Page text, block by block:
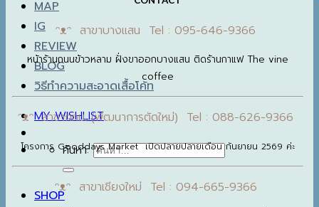
MAP
IG
REVIEW
BLOG
วิธีทำความสะอาดเสื้อโค้ท
MY WISHLIST
ค้นหา:
SHOP
ᵔᴥᵔ สาขาบางแสน Tel : 095-646-9366
หน้าร้านถนนข้าวหลาม ฝั่งขาออกบางแสน ติดร้านกาแฟ The vine
coffee
ᵔᴥᵔ สาขากทม. (พัฒนาการตัดใหม่) Tel : 088-626-9366
โครงการ Gooddays Market เปิดปลายปลายเดือน กันยายน 2569 ค่ะ
ᵔᴥᵔ สาขาเชียงใหม่ Tel : 094-665-9366